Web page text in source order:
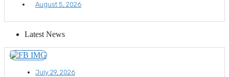
August 5, 2026
Latest News
July 29, 2026